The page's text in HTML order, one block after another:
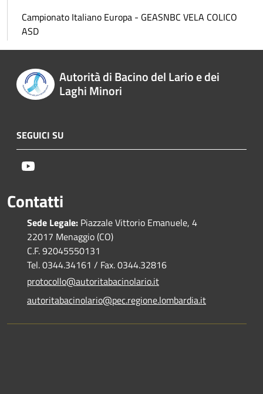
Campionato Italiano Europa - GEASNBC VELA COLICO
ASD
Autorità di Bacino del Lario e dei
Laghi Minori
SEGUICI SU
Contatti
Sede Legale: Piazzale Vittorio Emanuele, 4
22017 Menaggio (CO)
C.F. 92045550131
Tel. 0344.34161 / Fax. 0344.32816
protocollo@autoritabacinolario.it
autoritabacinolario@pec.regione.lombardia.it